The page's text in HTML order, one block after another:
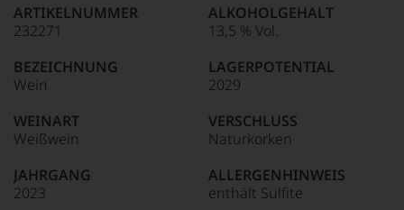
90–94 Punkte:
Unter 85 Punkte:
für
»Fine
für
die
edlen
Weine
der
Welt,
kaum
ein
ARTIKELNUMMER
232271
BEZEICHNUNG
Wein
WEINART
Weißwein
JAHRGANG
2023
ALKOHOLGEHALT
13,5 % Vol.
LAGERPOTENTIAL
2029
VERSCHLUSS
Naturkorken
ALLERGENHINWEIS
enthält Sulfite